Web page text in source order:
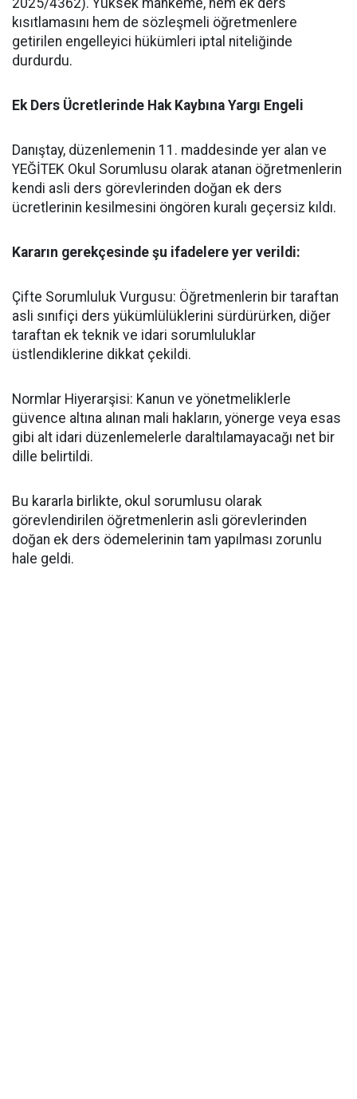
2025/4362). Yüksek mahkeme, hem ek ders
kısıtlamasını hem de sözleşmeli öğretmenlere
getirilen engelleyici hükümleri iptal niteliğinde
durdurdu.
​Ek Ders Ücretlerinde Hak Kaybına Yargı Engeli
​Danıştay, düzenlemenin 11. maddesinde yer alan ve
YEĞİTEK Okul Sorumlusu olarak atanan öğretmenlerin
kendi asli ders görevlerinden doğan ek ders
ücretlerinin kesilmesini öngören kuralı geçersiz kıldı.
​Kararın gerekçesinde şu ifadelere yer verildi:
​Çifte Sorumluluk Vurgusu: Öğretmenlerin bir taraftan
asli sınıfiçi ders yükümlülüklerini sürdürürken, diğer
taraftan ek teknik ve idari sorumluluklar
üstlendiklerine dikkat çekildi.
​Normlar Hiyerarşisi: Kanun ve yönetmeliklerle
güvence altına alınan mali hakların, yönerge veya esas
gibi alt idari düzenlemelerle daraltılamayacağı net bir
dille belirtildi.
​Bu kararla birlikte, okul sorumlusu olarak
görevlendirilen öğretmenlerin asli görevlerinden
doğan ek ders ödemelerinin tam yapılması zorunlu
hale geldi.